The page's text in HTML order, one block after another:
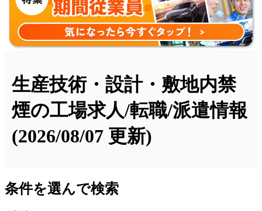
生産技術・設計・敷地内禁
煙の工場求人/転職/派遣情報
(2026/08/07 更新)
条件を選んで検索